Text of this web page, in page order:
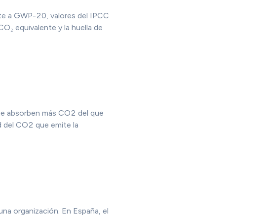
a GWP-20, valores del IPCC
equivalente y la huella de
absorben más CO2 del que
del CO2 que emite la
organización. En España, el